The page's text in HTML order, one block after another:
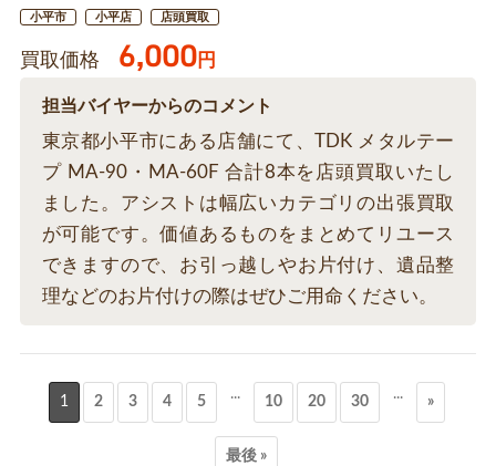
小平市 小平店 店頭買取
買取価格 6,000円
担当バイヤーからのコメント
東京都小平市にある店舗にて、TDK メタルテー
プ MA-90・MA-60F 合計8本を店頭買取いたし
ました。アシストは幅広いカテゴリの出張買取
が可能です。価値あるものをまとめてリユース
できますので、お引っ越しやお片付け、遺品整
理などのお片付けの際はぜひご用命ください。
1 2 3 4 5 ... 10 20 30 ... »
最後 »